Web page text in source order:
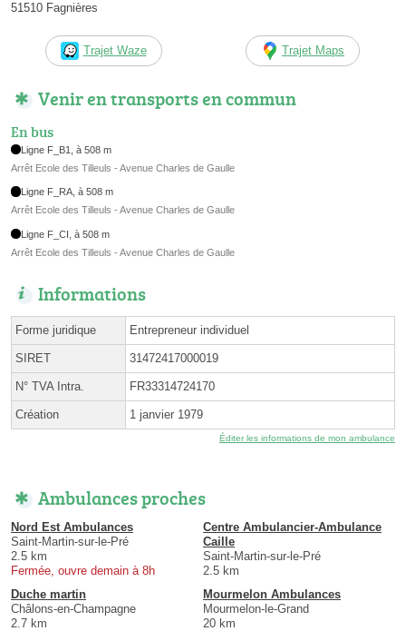
51510 Fagnières
Trajet Waze Trajet Maps
Venir en transports en commun
En bus
Ligne F_B1, à 508 m
Arrêt Ecole des Tilleuls - Avenue Charles de Gaulle
Ligne F_RA, à 508 m
Arrêt Ecole des Tilleuls - Avenue Charles de Gaulle
Ligne F_CI, à 508 m
Arrêt Ecole des Tilleuls - Avenue Charles de Gaulle
Informations
Forme juridique Entrepreneur individuel
SIRET 31472417000019
N° TVA Intra. FR33314724170
Création 1 janvier 1979
Éditer les informations de mon ambulance
Ambulances proches
Nord Est Ambulances
Saint-Martin-sur-le-Pré
2.5 km
Fermée, ouvre demain à 8h
Centre Ambulancier-Ambulance
Caille
Saint-Martin-sur-le-Pré
2.5 km
Duche martin
Châlons-en-Champagne
2.7 km
Mourmelon Ambulances
Mourmelon-le-Grand
20 km